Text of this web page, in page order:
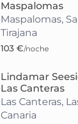
Maspalomas
Maspalomas,
Tirajana
103 €/noche
Lindamar
Las Canteras
Las Canteras,
Canaria